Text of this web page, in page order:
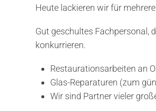
Heute lackieren wir für mehrere
Gut geschultes Fachpersonal,
konkurrieren.
Restaurationsarbeiten an
Glas-Reparaturen (zum
Wir sind Partner vieler